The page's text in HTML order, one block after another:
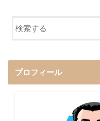
プロフィール